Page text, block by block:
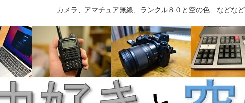
カメラ、アマチュア無線、ランクル８０と空の色 などなど